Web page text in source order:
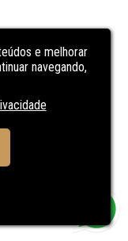
e melhorar
navegando,